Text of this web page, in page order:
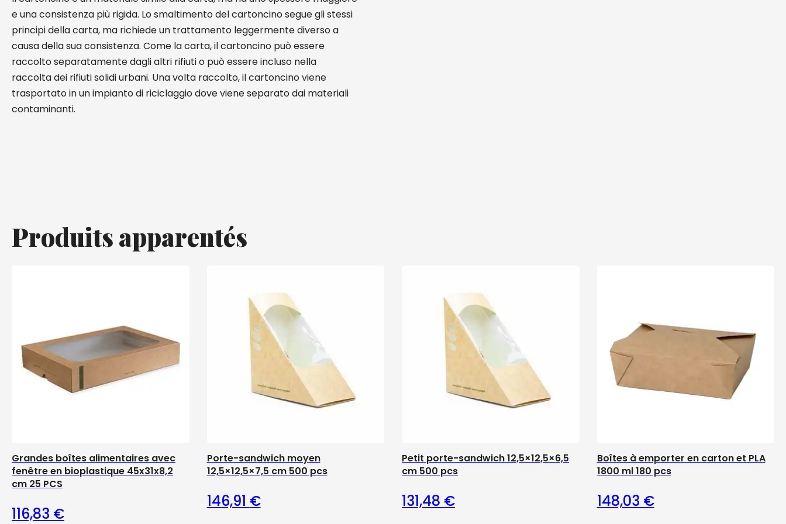
e una consistenza più rigida. Lo smaltimento del cartoncino segue gli stessi
principi della carta, ma richiede un trattamento leggermente diverso a
causa della sua consistenza. Come la carta, il cartoncino può essere
raccolto separatamente dagli altri rifiuti o può essere incluso nella
raccolta dei rifiuti solidi urbani. Una volta raccolto, il cartoncino viene
trasportato in un impianto di riciclaggio dove viene separato dai materiali
contaminanti.
Produits apparentés
Grandes boîtes alimentaires avec
fenêtre en bioplastique 45x31x8,2
cm 25 PCS
116,83 €
Porte-sandwich moyen
12,5×12,5×7,5 cm 500 pcs
146,91 €
Petit porte-sandwich 12,5×12,5×6,5
cm 500 pcs
131,48 €
Boîtes à emporter en carton et PLA
1800 ml 180 pcs
148,03 €